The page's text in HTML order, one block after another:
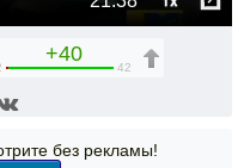
+40
42
без рекламы!